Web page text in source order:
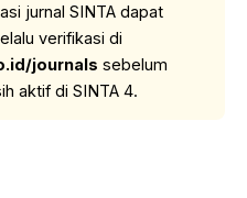
jurnal SINTA dapat
verifikasi di
journals sebelum
aktif di SINTA 4.